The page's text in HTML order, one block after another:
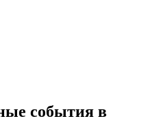
события в